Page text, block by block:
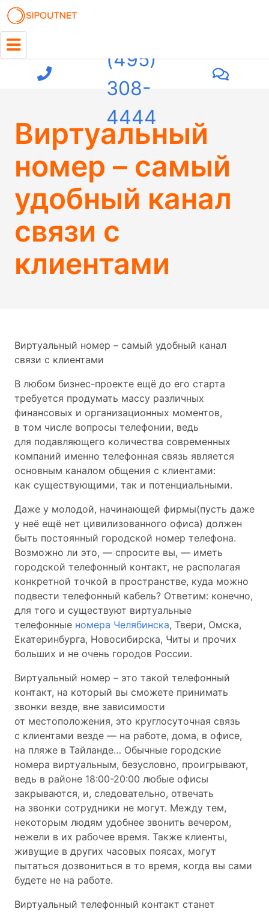
(495)
308-
4444
Виртуальный
номер – самый
удобный канал
связи с
клиентами
Виртуальный номер – самый удобный канал
связи с клиентами
В любом бизнес-проекте ещё до его старта
требуется продумать массу различных
финансовых и организационных моментов,
в том числе вопросы телефонии, ведь
для подавляющего количества современных
компаний именно телефонная связь является
основным каналом общения с клиентами:
как существующими, так и потенциальными.
Даже у молодой, начинающей фирмы(пусть даже
у неё ещё нет цивилизованного офиса) должен
быть постоянный городской номер телефона.
Возможно ли это, — спросите вы, — иметь
городской телефонный контакт, не располагая
конкретной точкой в пространстве, куда можно
подвести телефонный кабель? Ответим: конечно,
для того и существуют виртуальные
телефонные номера Челябинска, Твери, Омска,
Екатеринбурга, Новосибирска, Читы и прочих
больших и не очень городов России.
Виртуальный номер – это такой телефонный
контакт, на который вы сможете принимать
звонки везде, вне зависимости
от местоположения, это круглосуточная связь
с клиентами везде — на работе, дома, в офисе,
на пляже в Тайланде… Обычные городские
номера виртуальным, безусловно, проигрывают,
ведь в районе 18:00-20:00 любые офисы
закрываются, и, следовательно, отвечать
на звонки сотрудники не могут. Между тем,
некоторым людям удобнее звонить вечером,
нежели в их рабочее время. Также клиенты,
живущие в других часовых поясах, могут
пытаться дозвониться в то время, когда вы сами
будете не на работе.
Виртуальный телефонный контакт станет